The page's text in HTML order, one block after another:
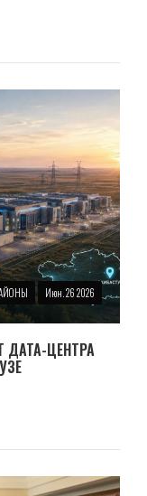
Июн. 26 2026
ДАТА-ЦЕНТРА